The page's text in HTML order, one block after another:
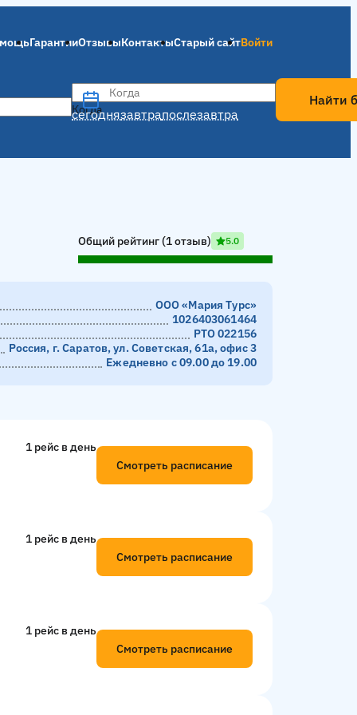
ГарантииОтзывыКонтактыСтарый сайтВойти
Когда
сегоднязавтрапослезавтра
Когда
Найти
Общий рейтинг (1 отзыв) 5.0
ООО «Мария Турс»
1026403061464
РТО 022156
Россия, г. Саратов, ул. Советская, 61а, офис 3
Ежедневно с 09.00 до 19.00
1 рейс в день
Смотреть расписание
1 рейс в день
Смотреть расписание
1 рейс в день
Смотреть расписание